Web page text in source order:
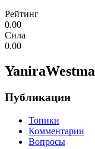
Рейтинг
0.00
Сила
0.00
YaniraWestma
Публикации
Топики
Комментарии
Вопросы